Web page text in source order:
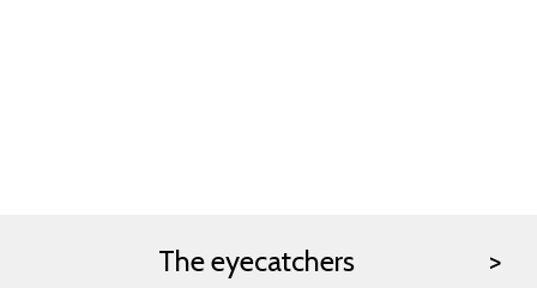
The eyecatchers